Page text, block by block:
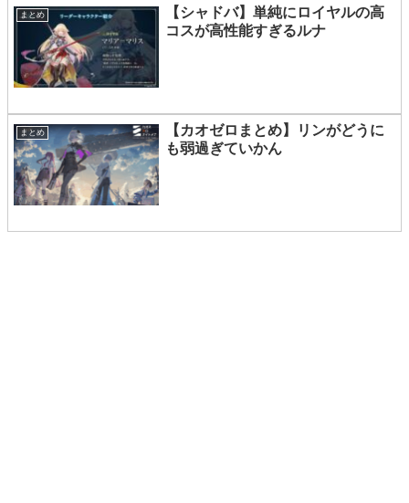
まとめ
【シャドバ】単純にロイヤルの高
コスが高性能すぎるルナ
まとめ
【カオゼロまとめ】リンがどうに
も弱過ぎていかん